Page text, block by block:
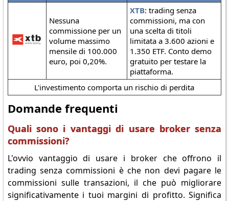
Nessuna
commissione per un
volume massimo
mensile di 100.000
euro, poi 0,20%.
XTB: trading senza
commissioni, ma con
una scelta di titoli
limitata a 3.600 azioni e
1.350 ETF. Conto demo
gratuito per testare la
piattaforma.
L'investimento comporta un rischio di perdita
Domande frequenti
Quali sono i vantaggi di usare broker senza
commissioni?
L'ovvio vantaggio di usare i broker che offrono il
trading senza commissioni è che non devi pagare le
commissioni sulle transazioni, il che può migliorare
significativamente i tuoi margini di profitto. Significa